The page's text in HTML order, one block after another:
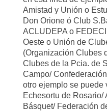
Amistad y Unión o
Don Orione ó Club
ACLUDEPA o
Oeste o Unión de
(Organización Clubes
Clubes de la Pcia. de
Campo/
otro ejemplo se puede
Echesortu de
Básquet/ Federación